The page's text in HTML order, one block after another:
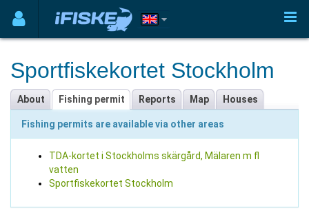
Sportfiskekortet Stockholm
About Fishing permit Reports Map Houses
Fishing permits are available via other areas
TDA-kortet i Stockholms skärgård, Mälaren m fl
vatten
Sportfiskekortet Stockholm